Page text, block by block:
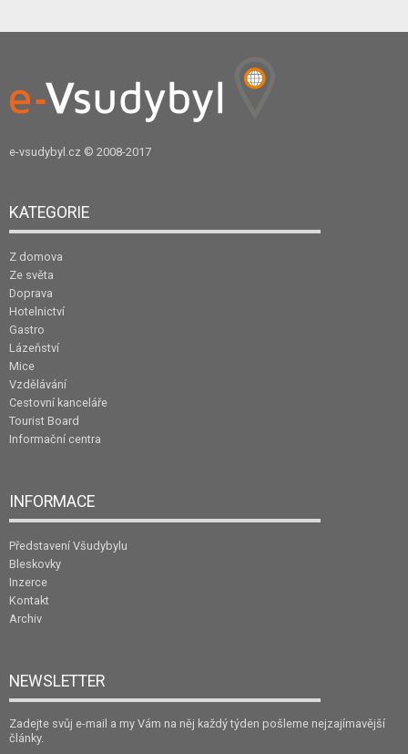
e-vsudybyl.cz © 2008-2017
KATEGORIE
Z domova
Ze světa
Doprava
Hotelnictví
Gastro
Lázeňství
Mice
Vzdělávání
Cestovní kanceláře
Tourist Board
Informační centra
INFORMACE
Představení Všudybylu
Bleskovky
Inzerce
Kontakt
Archiv
NEWSLETTER
Zadejte svůj e-mail a my Vám na něj každý týden pošleme nejzajímavější
články.